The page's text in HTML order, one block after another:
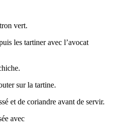
vert.
les tartiner avec l’avocat
sur la tartine.
et de coriandre avant de servir.
avec